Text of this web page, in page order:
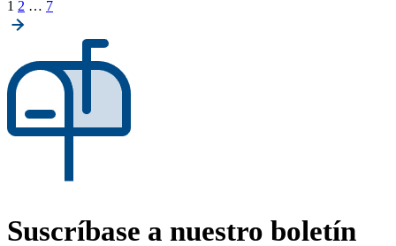
Posts
pagination
1 2 … 7
Suscríbase a nuestro boletín